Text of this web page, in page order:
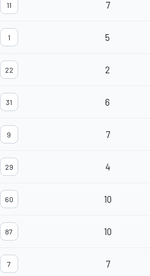
11 7
1 5
22 2
31 6
9 7
29 4
60 10
87 10
7 7